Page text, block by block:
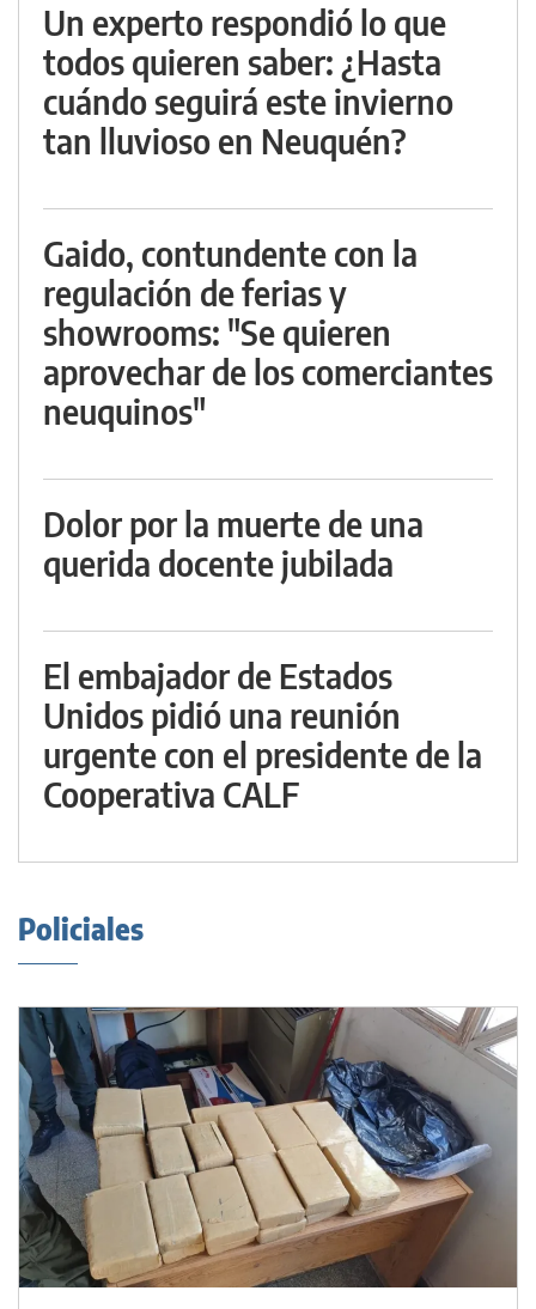
Un experto respondió lo que
todos quieren saber: ¿Hasta
cuándo seguirá este invierno
tan lluvioso en Neuquén?
Gaido, contundente con la
regulación de ferias y
showrooms: "Se quieren
aprovechar de los comerciantes
neuquinos"
Dolor por la muerte de una
querida docente jubilada
El embajador de Estados
Unidos pidió una reunión
urgente con el presidente de la
Cooperativa CALF
Policiales